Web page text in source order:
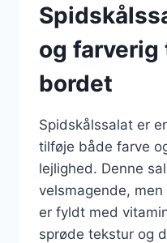
og
bordet
Spidskålssalat er
tilføje både farve
lejlighed. Denne
velsmagende,
er fyldt med
sprøde tekstur og